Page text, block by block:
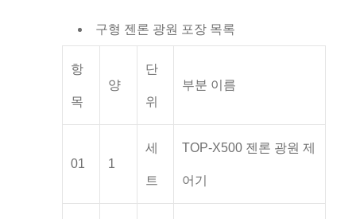
구형 젠론 광원 포장 목록
항
목
양
단
위
부분 이름
01 1
세
트
TOP-X500 젠론 광원 제
어기